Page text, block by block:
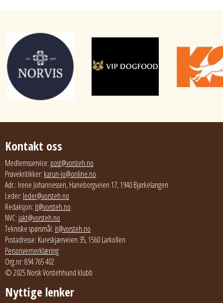
Kontakt oss
Medlemsservice: post@vorsteh.no
Prøvekritikker: karun-jo@online.no
Adr.: Irene Johannessen, Haneborgveien 17, 1940 Bjørkelangen
Leder: leder@vorsteh.no
Redaksjon: it@vorsteh.no
NVC: jakt@vorsteh.no
Tekniske spørsmål: it@vorsteh.no
Postadresse: Kureskjærveien 35, 1560 Larkollen
Personvernerklæring
Org.nr: 894 765 402
© 2025 Norsk Vorstehhund klubb
Nyttige lenker